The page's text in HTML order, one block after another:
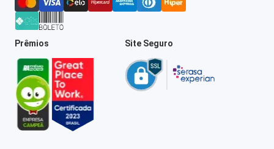
Prêmios Site Seguro